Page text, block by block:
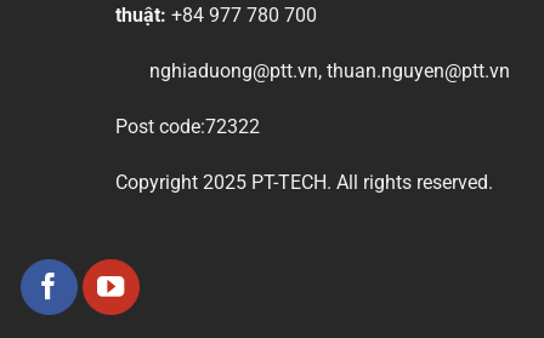
thuật: +84 977 780 700
nghiaduong@ptt.vn, thuan.nguyen@ptt.vn
Post code:72322
Copyright 2025 PT-TECH. All rights reserved.